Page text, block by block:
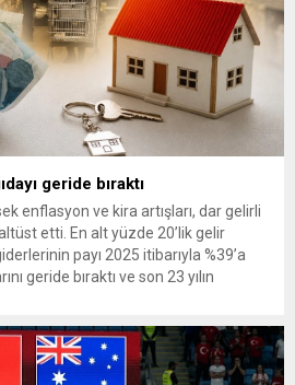
geride bıraktı
enflasyon ve kira artışları, dar gelirli
etti. En alt yüzde 20’lik gelir
payı 2025 itibarıyla %39’a
geride bıraktı ve son 23 yılın